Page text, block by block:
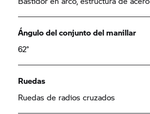
Ángulo del conjunto del manillar
62°
Ruedas
Ruedas de radios cruzados